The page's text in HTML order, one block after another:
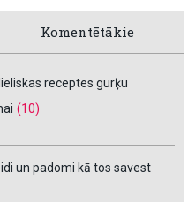
Komentētākie
receptes gurķu
(10)
un padomi kā tos savest